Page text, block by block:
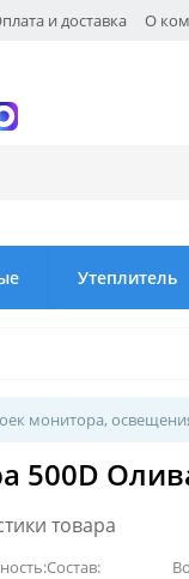
и доставка О
Утеплитель
монитора,
500D
товара
Состав: